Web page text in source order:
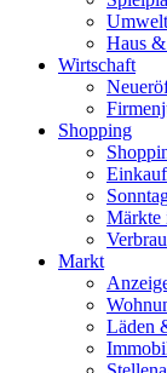
Haus
Wirtschaft
Shopping
Märkte
Markt
Läden